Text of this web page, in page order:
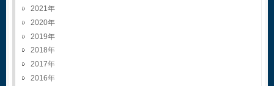
2021
2020
2019
2018
2017
2016